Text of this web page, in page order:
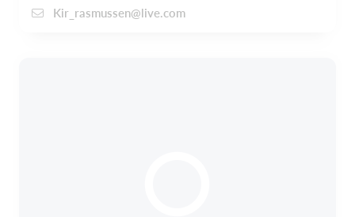
Kir_rasmussen@live.com